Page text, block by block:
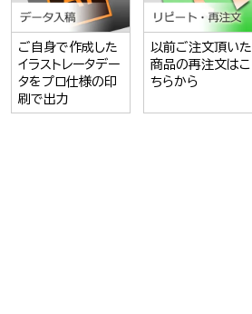
ご自身で作成した
イラストレータデー
タをプロ仕様の印
刷で出力
以前ご注文頂いた
商品の再注文はこ
ちらから